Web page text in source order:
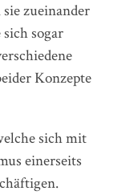
zueinander
sogar
Konzepte
sich mit
einerseits